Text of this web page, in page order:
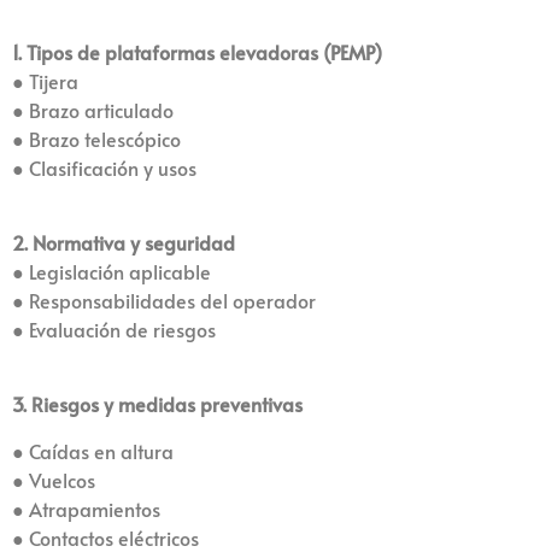
1. Tipos de plataformas elevadoras (PEMP)
● Tijera
● Brazo articulado
● Brazo telescópico
● Clasificación y usos
2. Normativa y seguridad
● Legislación aplicable
● Responsabilidades del operador
● Evaluación de riesgos
3. Riesgos y medidas preventivas
● Caídas en altura
● Vuelcos
● Atrapamientos
● Contactos eléctricos